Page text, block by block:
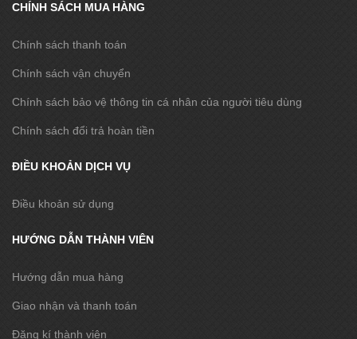
CHÍNH SÁCH MUA HÀNG
Chính sách thanh toán
Chính sách vận chuyển
Chính sách bảo vệ thông tin cá nhân của người tiêu dùng
Chính sách đổi trả hoàn tiền
ĐIỀU KHOẢN DỊCH VỤ
Điều khoản sử dụng
HƯỚNG DẪN THÀNH VIÊN
Hướng dẫn mua hàng
Giao nhận và thanh toán
Đăng kí thành viên